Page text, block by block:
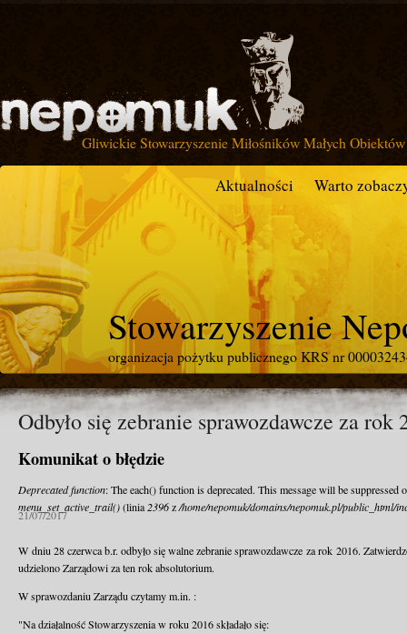
Gliwickie Stowarzyszenie Miłośników Małych
Aktualności Warto
Stowarzyszenie
organizacja pożytku publicznego KRS nr
Odbyło się zebranie sprawozdawcze za rok
Komunikat o błędzie
Deprecated function: The each() function is deprecated. This message will be suppressed
menu_set_active_trail()(linia 2396z/home/nepomuk/domains/nepomuk.pl/public_html/
21/07/2017
W dniu 28 czerwca b.r. odbyło się walne zebranie sprawozdawcze za rok 2016.
udzielono Zarządowi za ten rok absolutorium.
W sprawozdaniu Zarządu czytamy m.in. :
"Na działalność Stowarzyszenia w roku 2016 składało się: